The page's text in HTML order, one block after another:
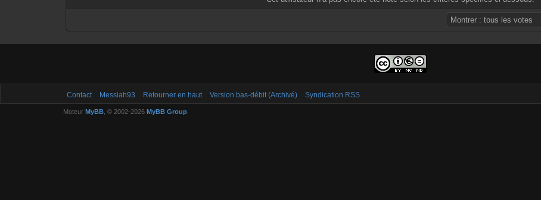
Contact Messiah93 Retourner en haut Version bas-débit (Archivé) Syndication RSS
Moteur MyBB, © 2002-2026 MyBB Group.